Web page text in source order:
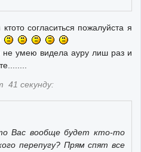
согласиться пожалуйста я
не умею видела ауру лиш раз и
41 секунду:
Вас вообще будет кто-то
перепугу? Прям спят все